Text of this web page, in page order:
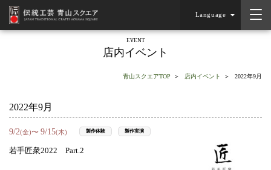
Language
EVENT
店内イベント
青山スクエアTOP 店内イベント 2022年9月
2022年9月
9/2(金)〜 9/15(木) 製作体験 製作実演
若手匠衆2022 Part.2